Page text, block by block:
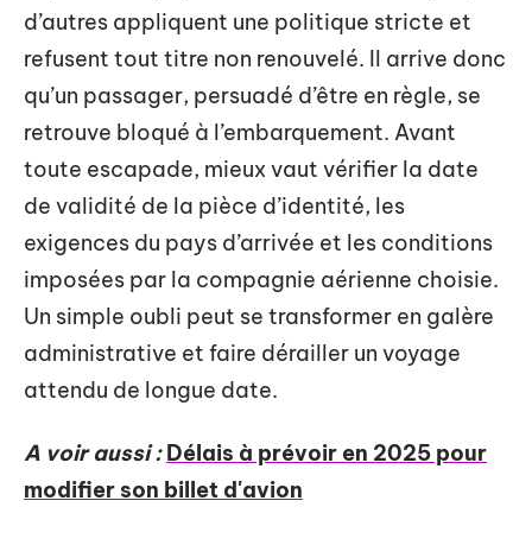
d’autres appliquent une politique stricte et
refusent tout titre non renouvelé. Il arrive donc
qu’un passager, persuadé d’être en règle, se
retrouve bloqué à l’embarquement. Avant
toute escapade, mieux vaut vérifier la date
de validité de la pièce d’identité, les
exigences du pays d’arrivée et les conditions
imposées par la compagnie aérienne choisie.
Un simple oubli peut se transformer en galère
administrative et faire dérailler un voyage
attendu de longue date.
A voir aussi : Délais à prévoir en 2025 pour
modifier son billet d'avion